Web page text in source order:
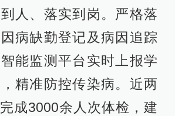
人、落实到岗。严格落
病缺勤登记及病因追踪
能监测平台实时上报学
精准防控传染病。近两
成3000余人次体检，建